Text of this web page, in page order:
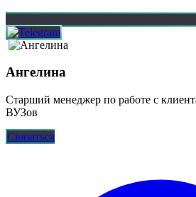
Ангелина
Старший менеджер по работе с
ВУЗов
Связаться